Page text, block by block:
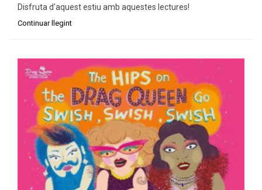
Disfruta d'aquest estiu amb aquestes lectures!
Continuar llegint